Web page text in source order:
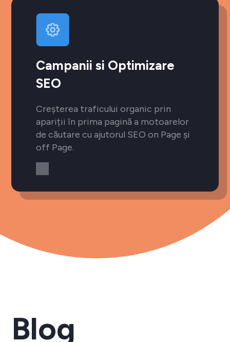
Campanii si Optimizare
SEO
Creșterea traficului organic prin
apariții în prima pagină a motoarelor
de căutare cu ajutorul SEO on Page și
off Page.
Blog